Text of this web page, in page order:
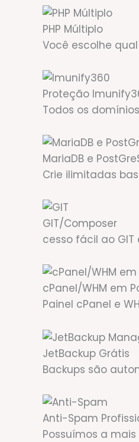
PHP Múltiplo
Você escolhe
Proteção
Todos os
MariaDB e
Crie ilimitadas
GIT/Composer
cesso fácil ao
cPanel/WHM em
Painel cPanel e
JetBackup Grátis
Backups são
Anti-Spam
Possuímos a